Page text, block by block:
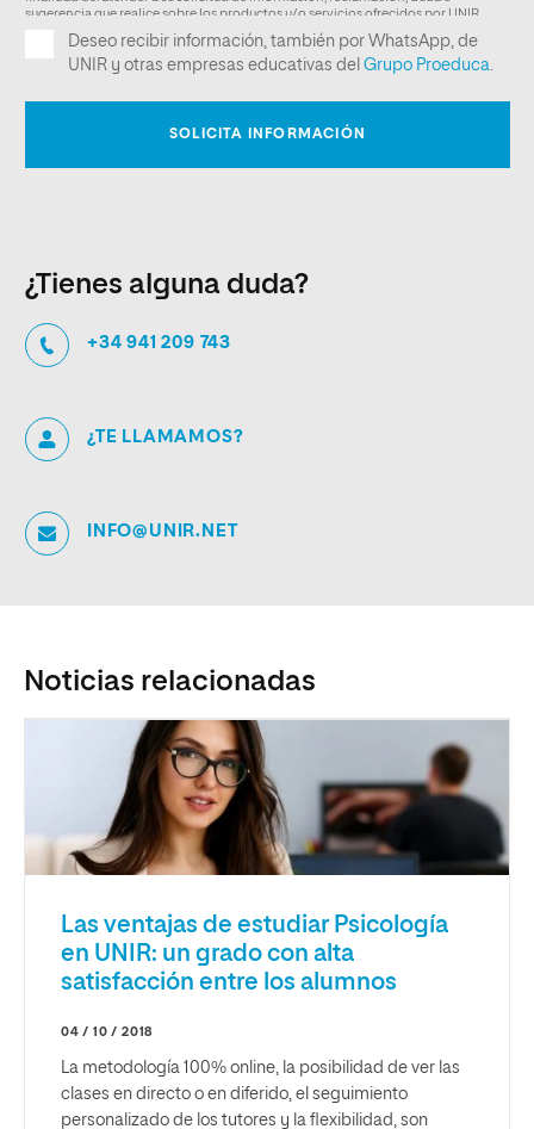
¿Tienes alguna duda?
+34 941 209 743
¿TE LLAMAMOS?
INFO@UNIR.NET
Noticias relacionadas
Las ventajas de estudiar Psicología
en UNIR: un grado con alta
satisfacción entre los alumnos
04 / 10 / 2018
La metodología 100% online, la posibilidad de ver las
clases en directo o en diferido, el seguimiento
personalizado de los tutores y la flexibilidad, son